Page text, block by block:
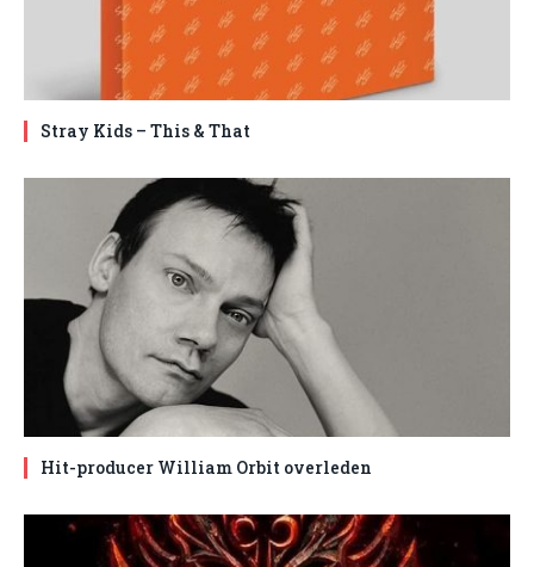
Stray Kids – This & That
Hit-producer William Orbit overleden